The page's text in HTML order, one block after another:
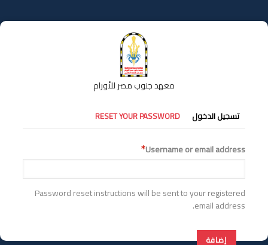
إلى
المحتوى
معهد جنوب مصر للأورام
التبويبات
الأساسية
تسجيل الدخول RESET YOUR PASSWORD
Username or email address
Password reset instructions will be sent to your registered
email address.